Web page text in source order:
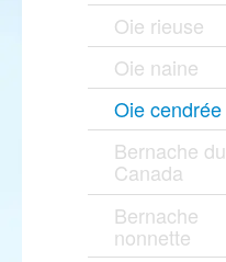
Oie rieuse
Oie naine
Oie cendrée
Bernache du
Canada
Bernache
nonnette